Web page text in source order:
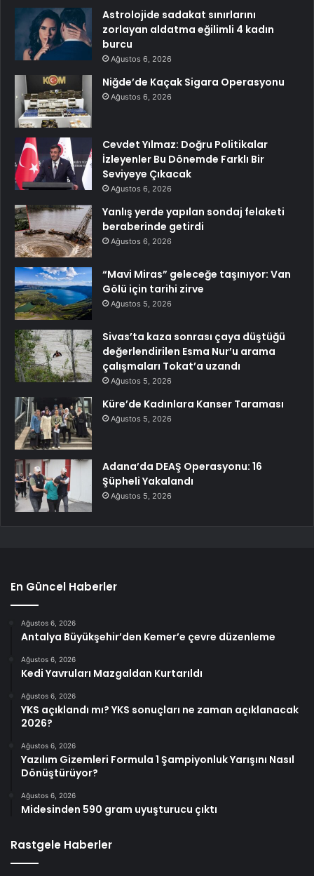
Astrolojide sadakat sınırlarını
zorlayan aldatma eğilimli 4 kadın
burcu
Ağustos 6, 2026
Niğde’de Kaçak Sigara Operasyonu
Ağustos 6, 2026
Cevdet Yılmaz: Doğru Politikalar
İzleyenler Bu Dönemde Farklı Bir
Seviyeye Çıkacak
Ağustos 6, 2026
Yanlış yerde yapılan sondaj felaketi
beraberinde getirdi
Ağustos 6, 2026
“Mavi Miras” geleceğe taşınıyor: Van
Gölü için tarihi zirve
Ağustos 5, 2026
Sivas’ta kaza sonrası çaya düştüğü
değerlendirilen Esma Nur’u arama
çalışmaları Tokat’a uzandı
Ağustos 5, 2026
Küre’de Kadınlara Kanser Taraması
Ağustos 5, 2026
Adana’da DEAŞ Operasyonu: 16
Şüpheli Yakalandı
Ağustos 5, 2026
En Güncel Haberler
Ağustos 6, 2026
Antalya Büyükşehir’den Kemer’e çevre düzenleme
Ağustos 6, 2026
Kedi Yavruları Mazgaldan Kurtarıldı
Ağustos 6, 2026
YKS açıklandı mı? YKS sonuçları ne zaman açıklanacak
2026?
Ağustos 6, 2026
Yazılım Gizemleri Formula 1 Şampiyonluk Yarışını Nasıl
Dönüştürüyor?
Ağustos 6, 2026
Midesinden 590 gram uyuşturucu çıktı
Rastgele Haberler